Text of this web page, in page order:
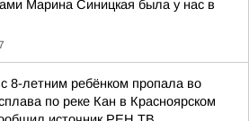
Марина Синицкая была у нас в
8-летним ребёнком пропала во
по реке Кан в Красноярском